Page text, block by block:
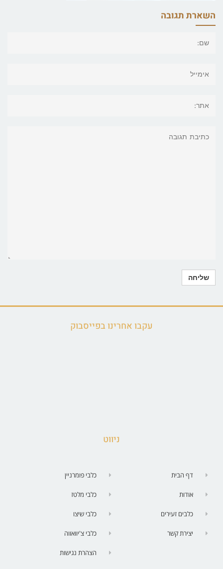
השארת תגובה
עקבו אחרינו בפייסבוק
ניווט
דף הבית
אודות
כלבים זעירים
יצירת קשר
כלבי פומרניין
כלבי מלטז
כלבי שיצו
כלבי צ'יוואווה
הצהרת נגישות